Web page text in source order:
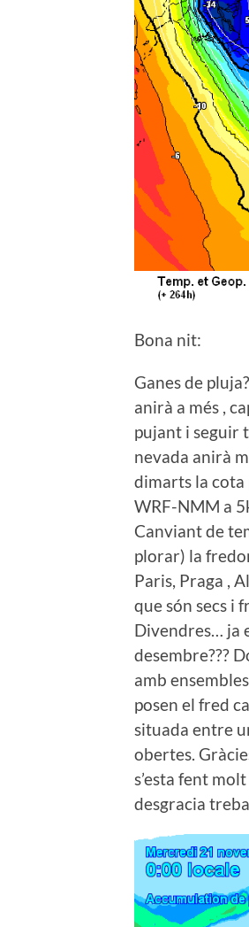
Bona nit:
Ganes de
anirà a més ,
pujant i seguir
nevada anirà
dimarts la
WRF-NMM a
Canviant de
plorar) la
Paris, Praga ,
que són secs i
Divendres… ja
desembre???
amb
posen el fred
situada entre
obertes.
s’esta fent
desgracia